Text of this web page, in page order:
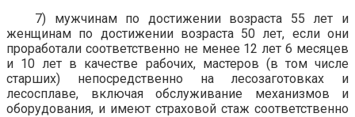
7) мужчинам по достижении возраста 55 лет и
женщинам по достижении возраста 50 лет, если они
проработали соответственно не менее 12 лет 6 месяцев
и 10 лет в качестве рабочих, мастеров (в том числе
старших) непосредственно на лесозаготовках и
лесосплаве, включая обслуживание механизмов и
оборудования, и имеют страховой стаж соответственно